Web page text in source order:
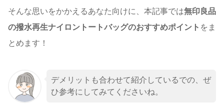
そんな思いをかかえるあなた向けに、本記事では無印良品
の撥水再生ナイロントートバッグのおすすめポイント をま
とめます！
デメリットも合わせて紹介しているでの、ぜ
ひ参考にしてみてくださいね。